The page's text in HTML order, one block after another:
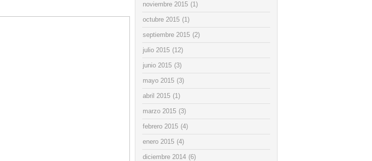
noviembre 2015 (1)
octubre 2015 (1)
septiembre 2015 (2)
julio 2015 (12)
junio 2015 (3)
mayo 2015 (3)
abril 2015 (1)
marzo 2015 (3)
febrero 2015 (4)
enero 2015 (4)
diciembre 2014 (6)